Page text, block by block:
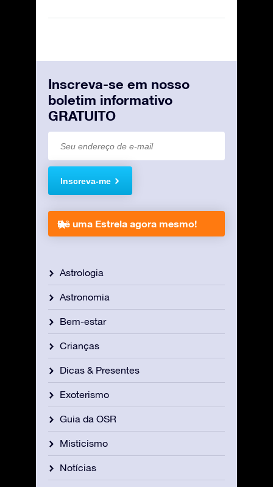
Inscreva-se em nosso
boletim informativo
GRATUITO
Inscreva-me
Dê uma Estrela agora mesmo!
Astrologia
Astronomia
Bem-estar
Crianças
Dicas & Presentes
Exoterismo
Guia da OSR
Misticismo
Notícias